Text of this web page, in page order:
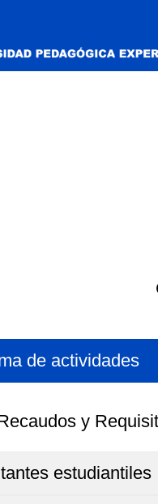
de actividades
y
estudiantiles